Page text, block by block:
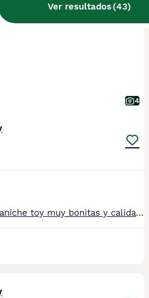
Ver resultados(43)
4
Disponibles hembras de caniche toy muy bonitas y calidad de pelo. Se entregan vacunadas desparasitadas y con cartilla sanitaria